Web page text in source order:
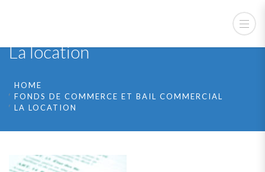
La location
HOME
FONDS DE COMMERCE ET BAIL COMMERCIAL
LA LOCATION